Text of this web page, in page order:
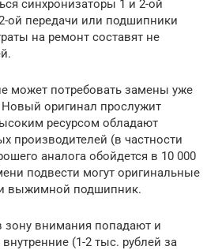
синхронизаторы 1 и 2-ой
ой передачи или подшипники
на ремонт составят не
может потребовать замены уже
оригинал прослужит
ресурсом обладают
производителей (в частности
аналога обойдется в 10 000
подвести могут оригинальные
выжимной подшипник.
зону внимания попадают и
(1-2 тыс. рублей за